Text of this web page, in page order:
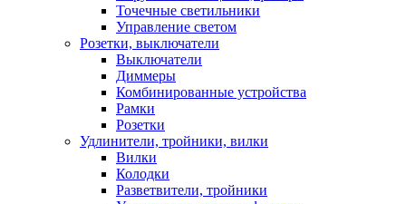
Точечные светильники
Управление светом
Розетки, выключатели
Выключатели
Диммеры
Комбинированные устройства
Рамки
Розетки
Удлинители, тройники, вилки
Вилки
Колодки
Разветвители, тройники